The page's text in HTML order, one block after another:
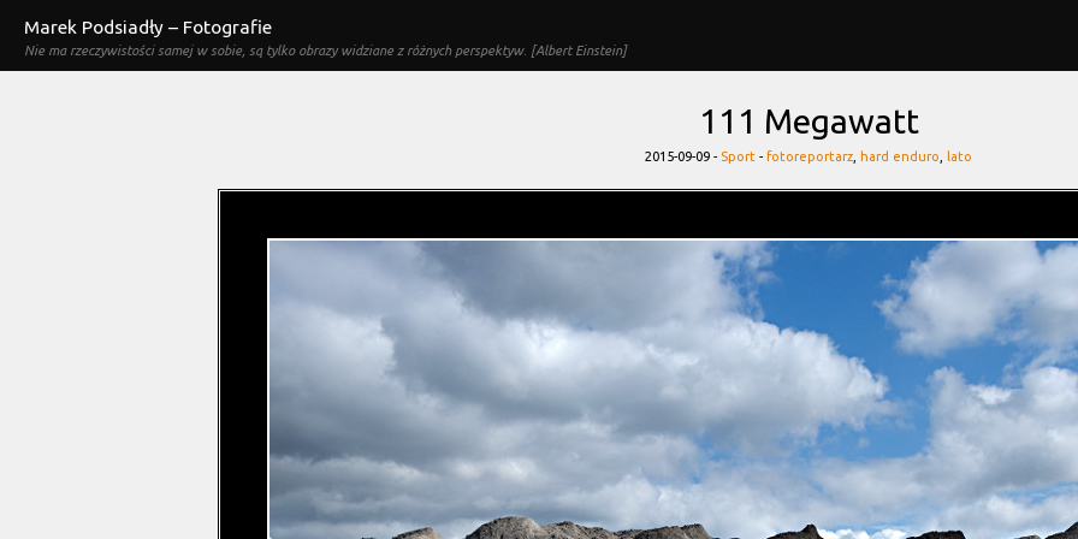
Marek Podsiadły – Fotografie
Nie ma rzeczywistości samej w sobie, są tylko obrazy widziane z różnych perspektyw. [Albert Einstein]
111 Megawatt
2015-09-09 - Categories
Sport - Tags
fotoreportarz hard enduro lato